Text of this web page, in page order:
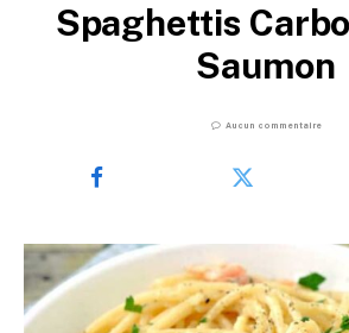
Spaghettis
Saumon
Aucun commentaire